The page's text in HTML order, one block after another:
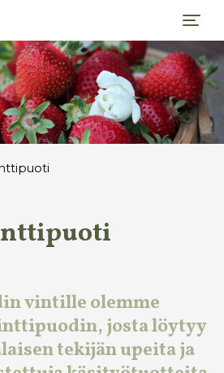
vintille olemme
josta löytyy
tekijän upeita ja